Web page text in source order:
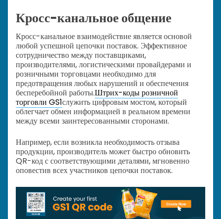
Кросс-канальное общение
Кросс-канальное взаимодействие является основой
любой успешной цепочки поставок. Эффективное
сотрудничество между поставщиками,
производителями, логистическими провайдерами и
розничными торговцами необходимо для
предотвращения любых нарушений и обеспечения
бесперебойной работы.Штрих-коды розничной
торговли GS1служить цифровым мостом, который
облегчает обмен информацией в реальном времени
между всеми заинтересованными сторонами.
Например, если возникла необходимость отзыва
продукции, производитель может быстро обновить
QR-код с соответствующими деталями, мгновенно
оповестив всех участников цепочки поставок.